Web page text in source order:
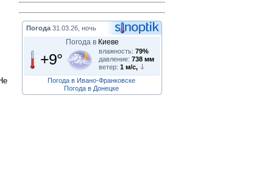
Погода 31.03.26, ночь
Погода в Киеве
+9° влажность: 79%
давление: 738 мм
ветер: 1 м/с,
Погода в Ивано-Франковске
Погода в Донецке